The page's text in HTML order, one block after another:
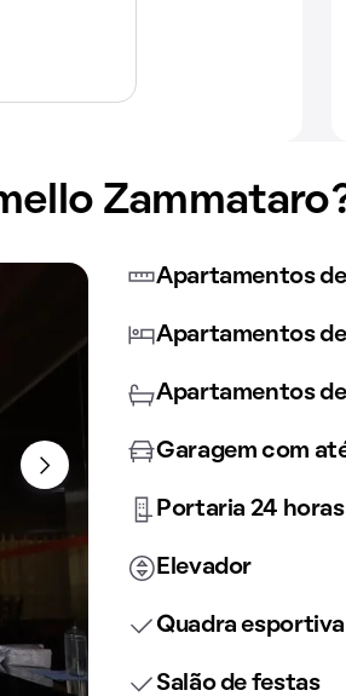
Apartamentos de
Apartamentos
Apartamentos
Garagem com
Portaria 24 horas
Elevador
Quadra esportiva
Salão de festas